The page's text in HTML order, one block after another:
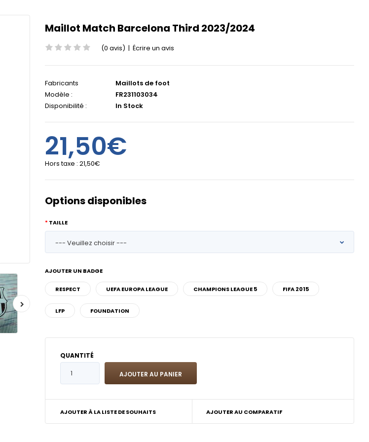
Maillot Match Barcelona Third 2023/2024
(0 avis) | Écrire un avis
Fabricants
Maillots de foot
Modèle :
FR231103034
Disponibilité :
In Stock
21,50€
Hors taxe : 21,50€
Options disponibles
TAILLE
AJOUTER UN BADGE
RESPECT UEFA EUROPA LEAGUE CHAMPIONS LEAGUE 5 FIFA 2015
LFP FOUNDATION
QUANTITÉ
AJOUTER À LA LISTE DE SOUHAITS AJOUTER AU COMPARATIF